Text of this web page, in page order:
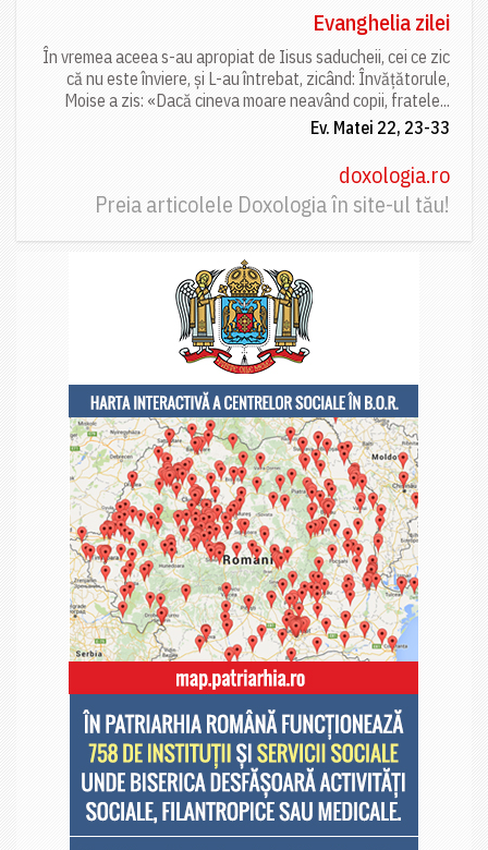
Evanghelia zilei
În vremea aceea s-au apropiat de Iisus saducheii, cei ce zic
că nu este înviere, și L-au întrebat, zicând: Învățătorule,
Moise a zis: «Dacă cineva moare neavând copii, fratele...
Ev. Matei 22, 23-33
doxologia.ro
Preia articolele Doxologia în site-ul tău!